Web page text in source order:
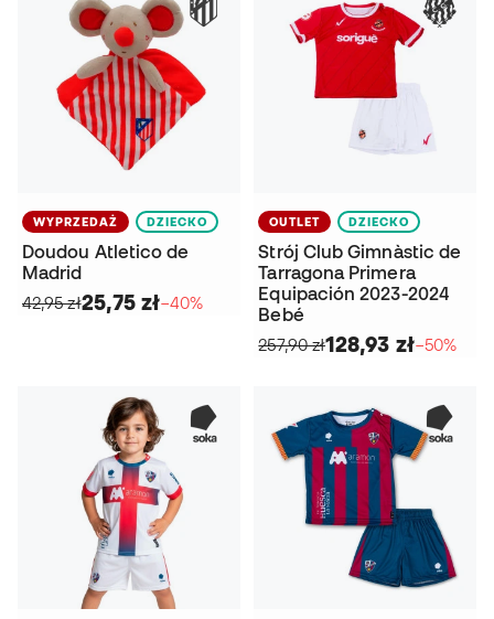
WYPRZEDAŻ DZIECKO
Doudou Atletico de
Madrid
42,95 zł25,75 zł−40%
OUTLET DZIECKO
Strój Club Gimnàstic de
Tarragona Primera
Equipación 2023-2024
Bebé
257,90 zł128,93 zł−50%